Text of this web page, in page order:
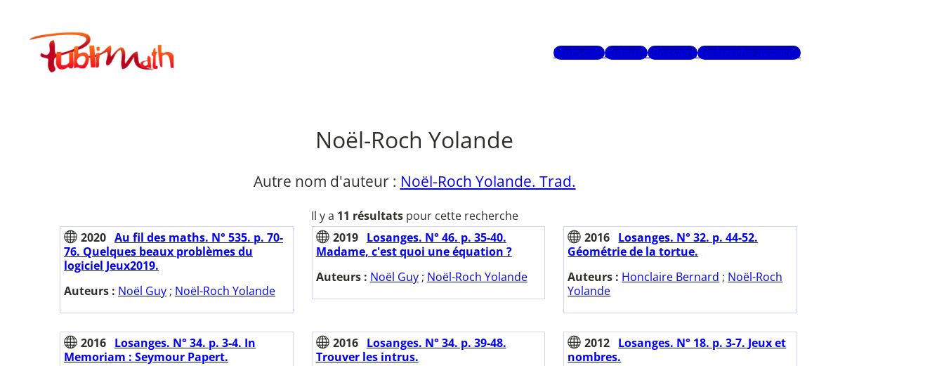
contenuPublimath
Mots-clésAuteursGlossaireRecherche avancée
Noël-Roch Yolande
Autre nom d'auteur : Noël-Roch Yolande. Trad.
Il y a 11 résultatspour cette recherche
2020 Au fil des maths. N° 535. p. 70-
76. Quelques beaux problèmes du
logiciel Jeux2019.
Auteurs : Noël Guy ; Noël-Roch Yolande
2019
Losanges. N° 46. p. 35-40.
Madame, c'est quoi une équation ?
Auteurs : Noël Guy; Noël-Roch Yolande
2016 Losanges. N° 32. p. 44-52.
Géométrie de la tortue.
Auteurs : Honclaire Bernard ; Noël-Roch
Yolande
2016 Losanges. N° 34. p. 3-4. In
Memoriam : Seymour Papert.
2016
Losanges. N° 34. p. 39-48.
Trouver les intrus.
2012 Losanges. N° 18. p. 3-7. Jeux et
nombres.